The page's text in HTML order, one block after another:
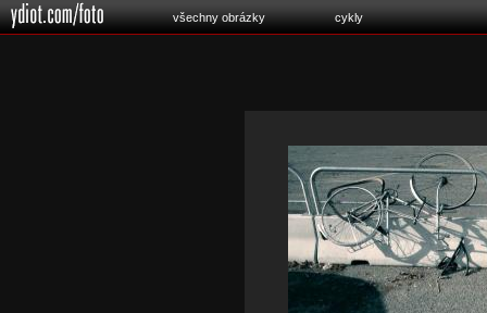
všechny obrázky cykly